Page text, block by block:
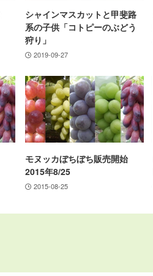
シャインマスカットと甲斐路
系の子供「コトピーのぶどう
狩り」
2019-09-27
モヌッカぼちぼち販売開始
2015年8/25
2015-08-25